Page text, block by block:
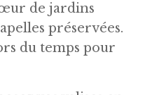
de jardins
préservées.
du temps pour